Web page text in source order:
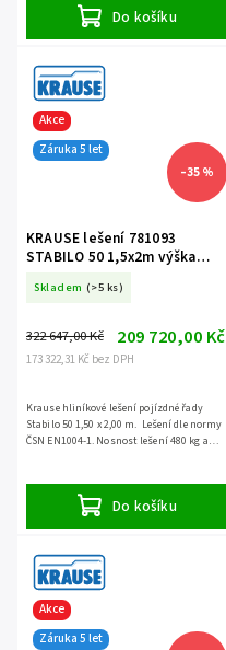
Do košíku
Akce
Záruka 5 let
–35 %
KRAUSE lešení 781093
STABILO 50 1,5x2m výška
Skladem (>5 ks)
173 322,31 Kč bez DPH
322 647,00 Kč 209 720,00 Kč
Do košíku
Krause hliníkové lešení pojízdné řady
Stabilo 50 1,50 x 2,00 m. Lešení dle normy
ČSN EN1004-1. Nosnost lešení 480 kg a
Akce
Záruka 5 let